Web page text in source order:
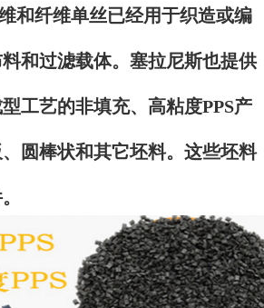
纤维单丝已经用于织造或编
和过滤载体。塞拉尼斯也提供
工艺的非填充、高粘度PPS产
圆棒状和其它坯料。这些坯料